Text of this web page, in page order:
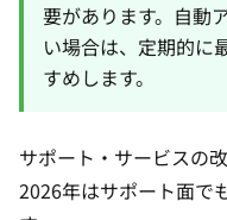
要があります。自動
い場合は、定期的に
すめします。
サポート・サービスの
2026年はサポート面で